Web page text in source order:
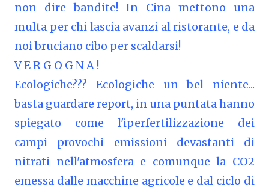
non dire bandite! In Cina mettono una
multa per chi lascia avanzi al ristorante, e da
noi bruciano cibo per scaldarsi!
V E R G O G N A !
Ecologiche??? Ecologiche un bel niente...
basta guardare report, in una puntata hanno
spiegato come l'iperfertilizzazione dei
campi provochi emissioni devastanti di
nitrati nell'atmosfera e comunque la CO2
emessa dalle macchine agricole e dal ciclo di